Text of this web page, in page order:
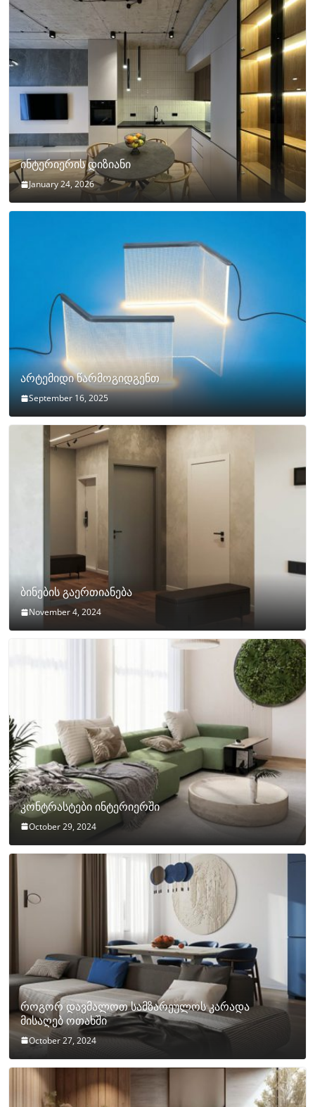
ინტერიერის დიზიანი
January 24, 2026
არტემიდი წარმოგიდგენთ
September 16, 2025
ბინების გაერთიანება
November 4, 2024
კონტრასტები ინტერიერში
October 29, 2024
როგორ დავმალოთ სამზარეულოს კარადა
მისაღებ ოთახში
October 27, 2024